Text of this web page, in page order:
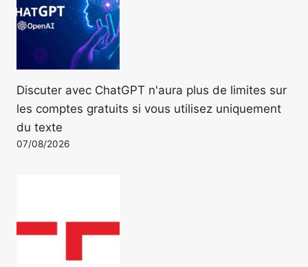
Discuter avec ChatGPT n'aura plus de limites sur
les comptes gratuits si vous utilisez uniquement
du texte
07/08/2026